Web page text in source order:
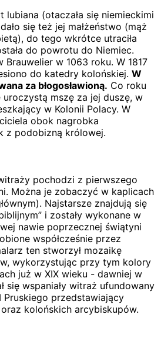
lubiana (otaczała się niemieckimi
się też jej małżeństwo (mąż
do tego wkrótce utraciła
do powrotu do Niemiec.
Brauwelier w 1063 roku. W 1817
do katedry kolońskiej. W
za błogosławioną. Co roku
mszę za jej duszę, w
w Kolonii Polacy. W
obok nagrobka
z podobizną królowej.
pochodzi z pierwszego
Można je zobaczyć w kaplicach
Najstarsze znajdują się
i zostały wykonane w
nawie poprzecznej świątyni
współcześnie przez
ten stworzył mozaikę
wykorzystując przy tym kolory
już w XIX wieku - dawniej w
się wspaniały witraż ufundowany
Pruskiego przedstawiający
kolońskich arcybiskupów.